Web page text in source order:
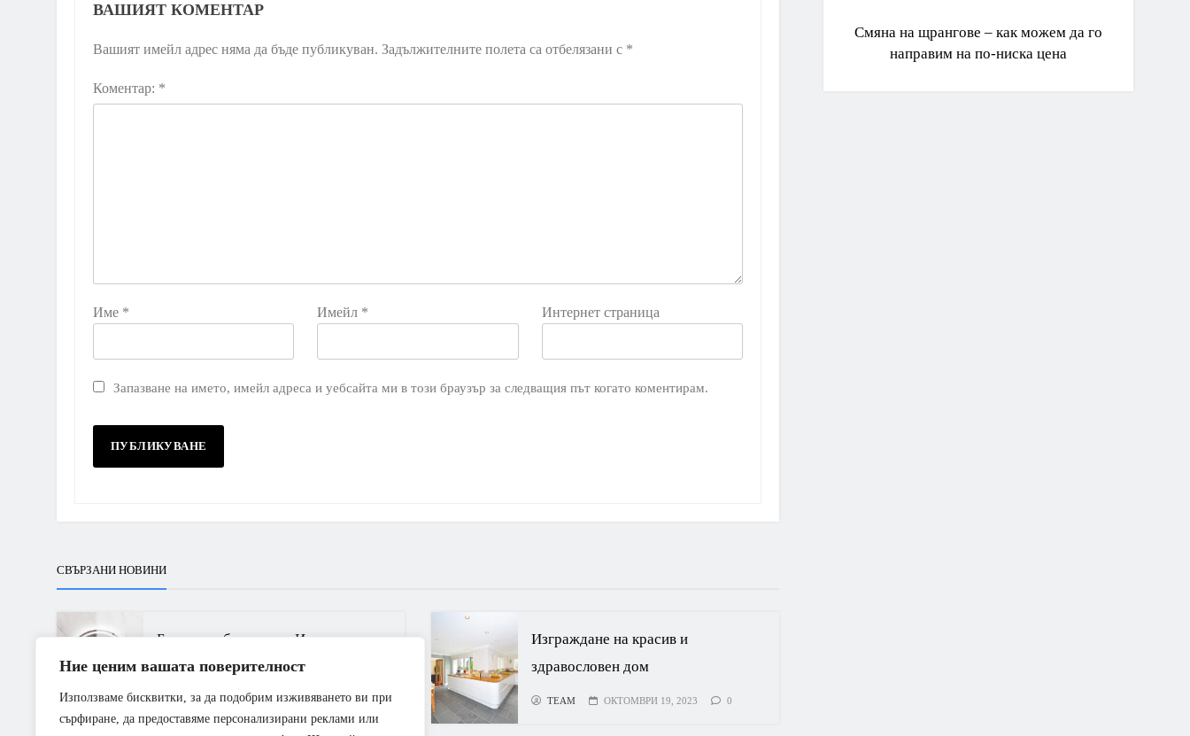
Ние ценим вашата поверителност
Използваме бисквитки, за да подобрим изживяването ви при
сърфиране, да предоставяме персонализирани реклами или
ВАШИЯТ КОМЕНТАР
Вашият имейл адрес няма да бъде публикуван. Задължителните полета са отбелязани с *
Коментар: *
Име * Имейл * Интернет страница
Запазване на името, имейл адреса и уебсайта ми в този браузър за следващия път когато коментирам.
СВЪРЗАНИ НОВИНИ
Банята на бъдещето: Иновативни
функции и дизайни
TEAM ЮЛИ 24, 2024 0
Изграждане на красив и
здравословен дом
TEAM ОКТОМВРИ 19, 2023 0
Смяна на щрангове – как можем да го
направим на по-ниска цена